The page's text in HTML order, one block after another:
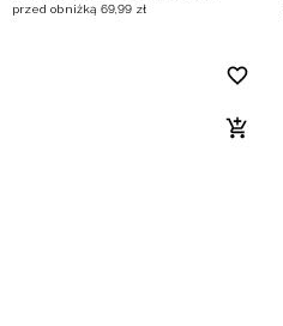
przed obniżką 69,99 zł